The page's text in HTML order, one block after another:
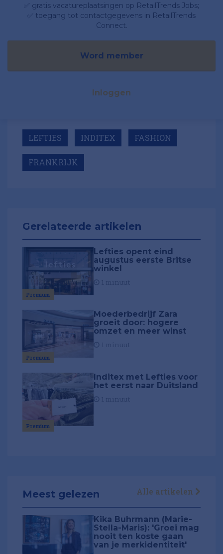
✅ gratis vacatureplaatsingen op RetailTrends Jobs;
✅ toegang tot contactgegevens in RetailTrends
Connect.
Word member
Inloggen
LEFTIES INDITEX FASHION
FRANKRIJK
Gerelateerde artikelen
Premium
Lefties opent eind
augustus eerste Britse
winkel
Premium
Moederbedrijf Zara
groeit door: hogere
omzet en meer winst
Premium
Inditex met Lefties voor
het eerst naar Duitsland
Meest gelezen Alle artikelen
Kika Buhrmann (Marie-
Stella-Maris): 'Groei mag
nooit ten koste gaan
van je merkidentiteit'